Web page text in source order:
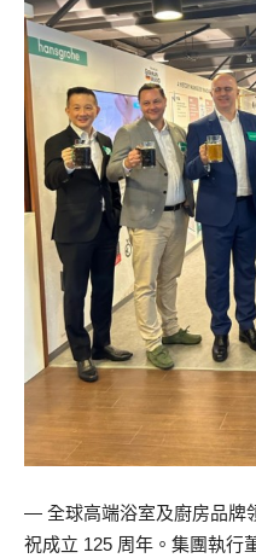
— 全球高端浴室及廚房品牌
祝成立 125 周年。集團執行